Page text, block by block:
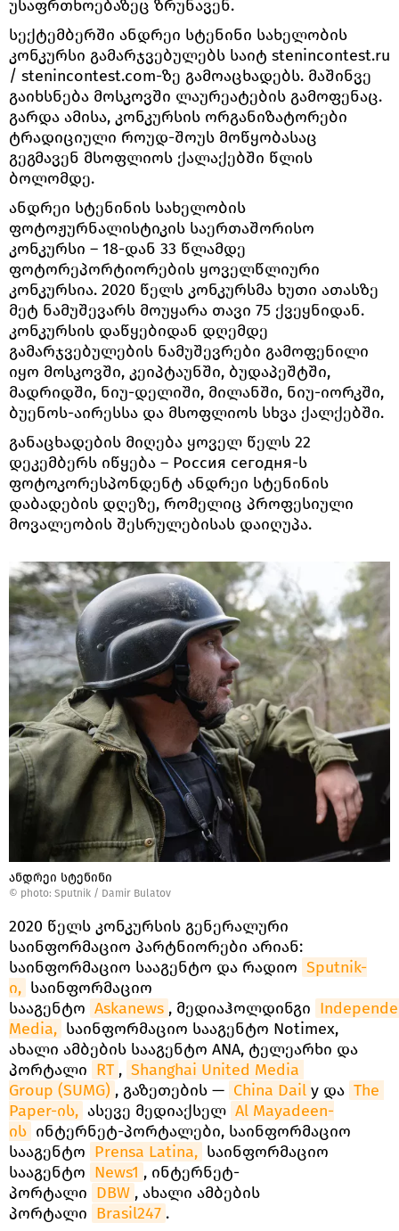
უსაფრთხოებაზეც ზრუნავენ.
სექტემბერში ანდრეი სტენინი სახელობის
კონკურსი გამარჯვებულებს საიტ stenincontest.ru
/ stenincontest.com-ზე გამოაცხადებს. მაშინვე
გაიხსნება მოსკოვში ლაურეატების გამოფენაც.
გარდა ამისა, კონკურსის ორგანიზატორები
ტრადიციული როუდ-შოუს მოწყობასაც
გეგმავენ მსოფლიოს ქალაქებში წლის
ბოლომდე.
ანდრეი სტენინის სახელობის
ფოტოჟურნალისტიკის საერთაშორისო
კონკურსი ― 18-დან 33 წლამდე
ფოტორეპორტიორების ყოველწლიური
კონკურსია. 2020 წელს კონკურსმა ხუთი ათასზე
მეტ ნამუშევარს მოუყარა თავი 75 ქვეყნიდან.
კონკურსის დაწყებიდან დღემდე
გამარჯვებულების ნამუშევრები გამოფენილი
იყო მოსკოვში, კეიპტაუნში, ბუდაპეშტში,
მადრიდში, ნიუ-დელიში, მილანში, ნიუ-იორკში,
ბუენოს-აირესსა და მსოფლიოს სხვა ქალქებში.
განაცხადების მიღება ყოველ წელს 22
დეკემბერს იწყება ― Россия сегодня-ს
ფოტოკორესპონდენტ ანდრეი სტენინის
დაბადების დღეზე, რომელიც პროფესიული
მოვალეობის შესრულებისას დაიღუპა.
ანდრეი სტენინი
© photo: Sputnik / Damir Bulatov
2020 წელს კონკურსის გენერალური
საინფორმაციო პარტნიორები არიან:
საინფორმაციო სააგენტო და რადიო Sputnik-
ი, საინფორმაციო
სააგენტო Askanews , მედიაჰოლდინგი
Media, საინფორმაციო სააგენტო Notimex,
ახალი ამბების სააგენტო ANA, ტელეარხი და
პორტალი RT , Shanghai United Media
Group (SUMG) , გაზეთების — China Dail y და The
Paper-ის, ასევე მედიაქსელ Al Mayadeen-
ის ინტერნეტ-პორტალები, საინფორმაციო
სააგენტო Prensa Latina, საინფორმაციო
სააგენტო News1 , ინტერნეტ-
პორტალი DBW , ახალი ამბების
პორტალი Brasil247 .